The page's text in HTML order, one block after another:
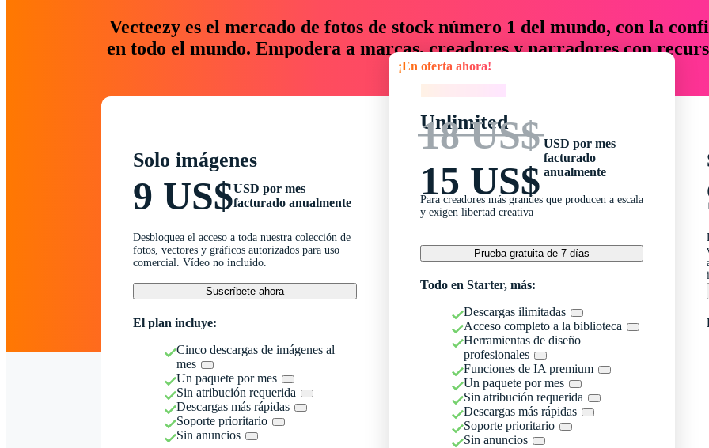
Vecteezy es el mercado de fotos de stock número 1 del mundo, con la
en todo el mundo. Empodera a marcas, creadores y narradores con
un 76 % en tiempo y presupuesto.
Solo imágenes
9 US$USD por mes
facturado anualmente
Desbloquea el acceso a toda nuestra colección de
fotos, vectores y gráficos autorizados para uso
comercial. Vídeo no incluido.
Suscríbete ahora
El plan incluye:
Cinco descargas de imágenes al
mes
Un paquete por mes
Sin atribución requerida
Descargas más rápidas
Soporte prioritario
Sin anuncios
¡En oferta ahora!
Unlimited
18 US$
15 US$
USD por mes
facturado
anualmente
Para creadores más grandes que producen a escala
y exigen libertad creativa
Prueba gratuita de 7 días
Todo en Starter, más:
Descargas ilimitadas
Acceso completo a la biblioteca
Herramientas de diseño
profesionales
Funciones de IA premium
Un paquete por mes
Sin atribución requerida
Descargas más rápidas
Soporte prioritario
Sin anuncios